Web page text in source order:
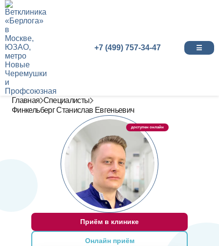
+7 (499) 757-34-47 ☰
Главная Специалисты
Финкельберг Станислав Евгеньевич
доступен онлайн
Приём в клинике
Онлайн приём